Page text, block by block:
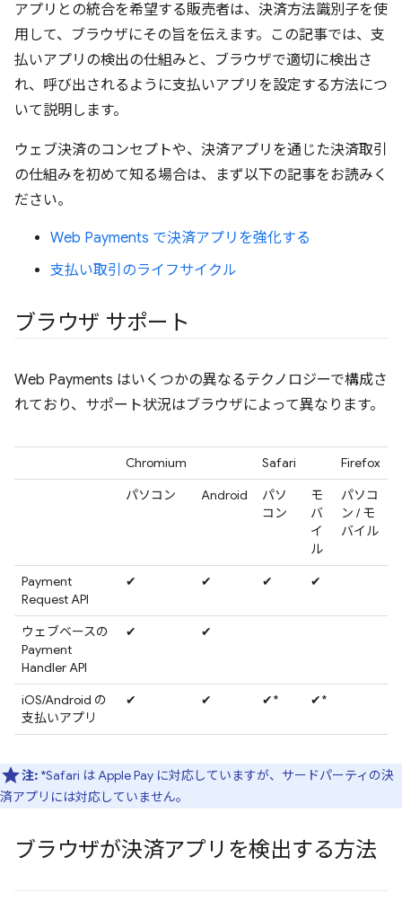
アプリとの統合を希望する販売者は、決済方法識別子を使
用して、ブラウザにその旨を伝えます。この記事では、支
払いアプリの検出の仕組みと、ブラウザで適切に検出さ
れ、呼び出されるように支払いアプリを設定する方法につ
いて説明します。
ウェブ決済のコンセプトや、決済アプリを通じた決済取引
の仕組みを初めて知る場合は、まず以下の記事をお読みく
ださい。
Web Payments で決済アプリを強化する
支払い取引のライフサイクル
ブラウザ サポート
Web Payments はいくつかの異なるテクノロジーで構成さ
れており、サポート状況はブラウザによって異なります。
Chromium Safari
Firefox
パソコン
Android
パソ
コン
モ
バ
イ
ル
パソコ
ン / モ
バイル
Payment
Request API
✔ ✔ ✔ ✔
ウェブベースの
Payment
Handler API
✔ ✔
iOS/Android の
支払いアプリ
✔ ✔ ✔* ✔*
注: *Safari は Apple Pay に対応していますが、サードパーティの決
済アプリには対応していません。
ブラウザが決済アプリを検出する方法